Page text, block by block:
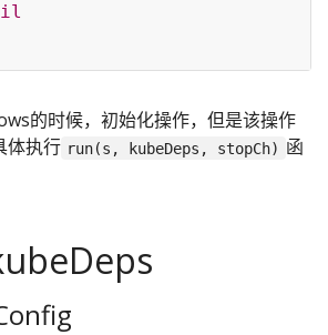
的时候，初始化操作，但是该操作
体执行 run(s, kubeDeps, stopCh) 函